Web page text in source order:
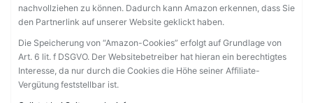
nachvollziehen zu können. Dadurch kann Amazon erkennen, dass Sie
den Partnerlink auf unserer Website geklickt haben.
Die Speicherung von “Amazon-Cookies” erfolgt auf Grundlage von
Art. 6 lit. f DSGVO. Der Websitebetreiber hat hieran ein berechtigtes
Interesse, da nur durch die Cookies die Höhe seiner Affiliate-
Vergütung feststellbar ist.